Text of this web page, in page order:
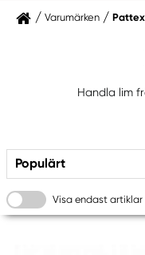
Varumärken Pattex
Handla lim
Populärt
Visa endast